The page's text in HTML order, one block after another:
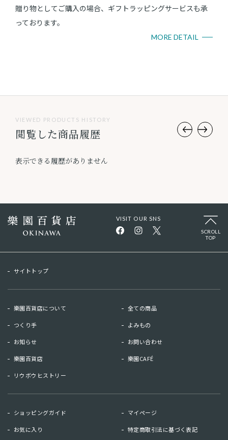
贈り物としてご購入の場合、ギフトラッピングサービスも承
っております。
MORE DETAIL
VIEWED PRODUCTS HISTORY
閲覧した商品履歴
表示できる履歴がありません
VISIT OUR SNS
SCROLL
TOP
サイトトップ
樂園百貨店について 全ての商品
つくり手 よみもの
お知らせ お問い合わせ
樂園百貨店 樂園CAFÉ
リウボウヒストリー
ショッピングガイド マイページ
お気に入り 特定商取引法に基づく表記